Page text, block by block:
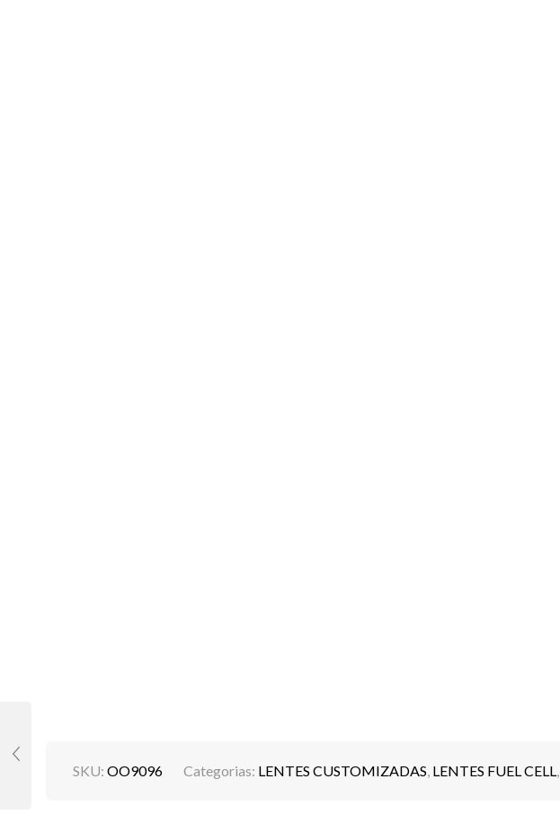
SKU: OO9096 Categorias: LENTES CUSTOMIZADAS, LENTES FUEL CELL,